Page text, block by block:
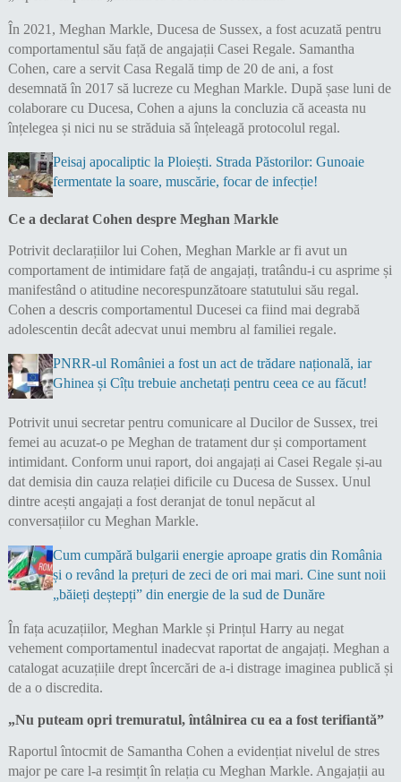
În 2021, Meghan Markle, Ducesa de Sussex, a fost acuzată pentru
comportamentul său față de angajații Casei Regale. Samantha
Cohen, care a servit Casa Regală timp de 20 de ani, a fost
desemnată în 2017 să lucreze cu Meghan Markle. După șase luni de
colaborare cu Ducesa, Cohen a ajuns la concluzia că aceasta nu
înțelegea și nici nu se străduia să înțeleagă protocolul regal.
Peisaj apocaliptic la Ploiești. Strada Păstorilor: Gunoaie
fermentate la soare, muscărie, focar de infecție!
Ce a declarat Cohen despre Meghan Markle
Potrivit declarațiilor lui Cohen, Meghan Markle ar fi avut un
comportament de intimidare față de angajați, tratându-i cu asprime și
manifestând o atitudine necorespunzătoare statutului său regal.
Cohen a descris comportamentul Ducesei ca fiind mai degrabă
adolescentin decât adecvat unui membru al familiei regale.
PNRR-ul României a fost un act de trădare națională, iar
Ghinea și Cîțu trebuie anchetați pentru ceea ce au făcut!
Potrivit unui secretar pentru comunicare al Ducilor de Sussex, trei
femei au acuzat-o pe Meghan de tratament dur și comportament
intimidant. Conform unui raport, doi angajați ai Casei Regale și-au
dat demisia din cauza relației dificile cu Ducesa de Sussex. Unul
dintre acești angajați a fost deranjat de tonul nepăcut al
conversațiilor cu Meghan Markle.
Cum cumpără bulgarii energie aproape gratis din România
și o revând la prețuri de zeci de ori mai mari. Cine sunt noii
„băieți deștepți” din energie de la sud de Dunăre
În fața acuzațiilor, Meghan Markle și Prințul Harry au negat
vehement comportamentul inadecvat raportat de angajați. Meghan a
catalogat acuzațiile drept încercări de a-i distrage imaginea publică și
de a o discredita.
„Nu puteam opri tremuratul, întâlnirea cu ea a fost terifiantă”
Raportul întocmit de Samantha Cohen a evidențiat nivelul de stres
major pe care l-a resimțit în relația cu Meghan Markle. Angajații au